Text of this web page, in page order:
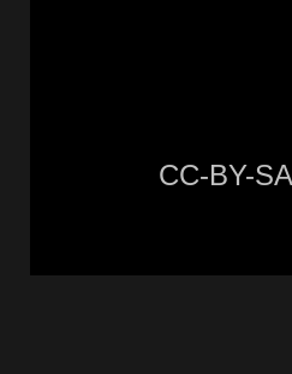
CC-BY-